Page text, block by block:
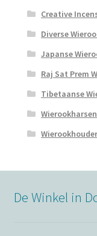
Creative
Diverse
Japanse
Raj Sat Prem
Tibetaanse
De Winkel in